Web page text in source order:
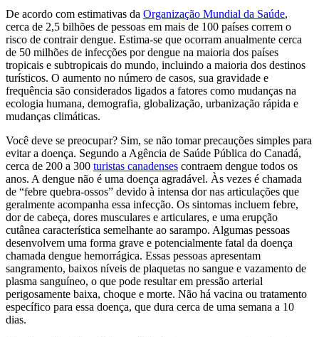
De acordo com estimativas da Organização Mundial da Saúde,
cerca de 2,5 bilhões de pessoas em mais de 100 países correm o
risco de contrair dengue. Estima-se que ocorram anualmente cerca
de 50 milhões de infecções por dengue na maioria dos países
tropicais e subtropicais do mundo, incluindo a maioria dos destinos
turísticos. O aumento no número de casos, sua gravidade e
frequência são considerados ligados a fatores como mudanças na
ecologia humana, demografia, globalização, urbanização rápida e
mudanças climáticas.
Você deve se preocupar? Sim, se não tomar precauções simples para
evitar a doença. Segundo a Agência de Saúde Pública do Canadá,
cerca de 200 a 300 turistas canadenses contraem dengue todos os
anos. A dengue não é uma doença agradável. Às vezes é chamada
de “febre quebra-ossos” devido à intensa dor nas articulações que
geralmente acompanha essa infecção. Os sintomas incluem febre,
dor de cabeça, dores musculares e articulares, e uma erupção
cutânea característica semelhante ao sarampo. Algumas pessoas
desenvolvem uma forma grave e potencialmente fatal da doença
chamada dengue hemorrágica. Essas pessoas apresentam
sangramento, baixos níveis de plaquetas no sangue e vazamento de
plasma sanguíneo, o que pode resultar em pressão arterial
perigosamente baixa, choque e morte. Não há vacina ou tratamento
específico para essa doença, que dura cerca de uma semana a 10
dias.